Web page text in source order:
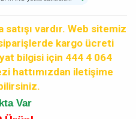
vardır. Web sitemiz
kargo ücreti
bilgisi için 444 4 064
hattımızdan iletişime
Var